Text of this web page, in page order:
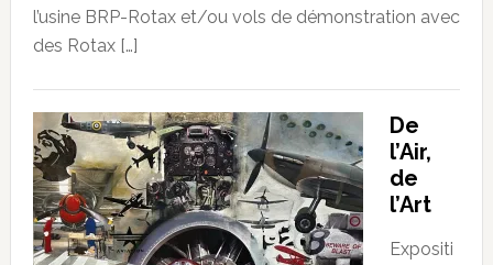
l’usine BRP-Rotax et/ou vols de démonstration avec
des Rotax […]
De
l’Air,
de
l’Art
Expositi